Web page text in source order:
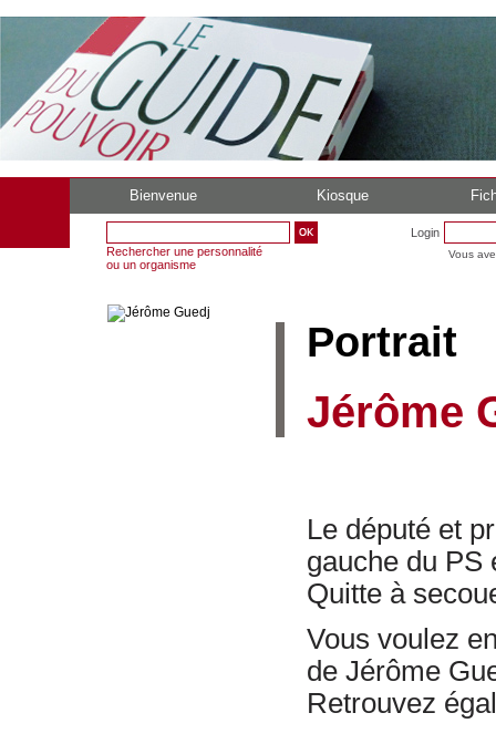
Bienvenue Kiosque
Rechercher une personnalité
ou un organisme
Login
Vous
Portrait
Jérôme
Le député et
gauche du PS
Quitte à
Vous voulez
de Jérôme
Retrouvez